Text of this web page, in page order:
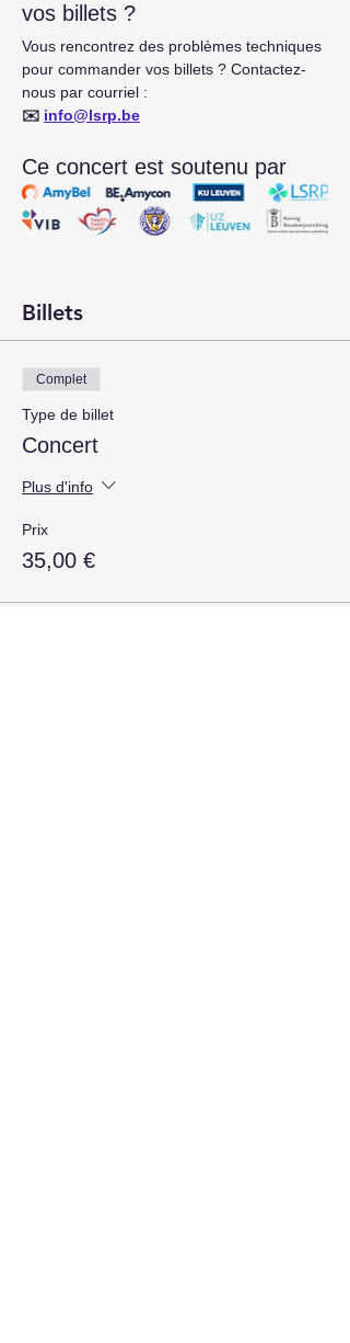
vos billets ?
Vous rencontrez des problèmes techniques
pour commander vos billets ? Contactez-
nous par courriel :
✉️ info@lsrp.be
Ce concert est soutenu par
Billets
Complet
Type de billet
Concert
Plus d'info
Prix
35,00 €